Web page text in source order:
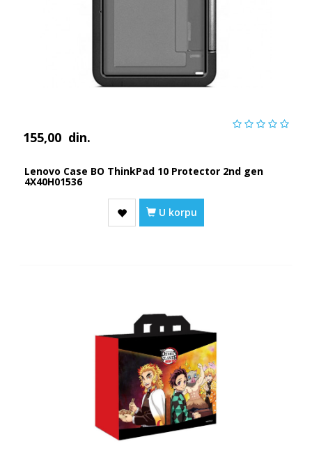
155,00 din.
Lenovo Case BO ThinkPad 10 Protector 2nd gen
4X40H01536
U korpu